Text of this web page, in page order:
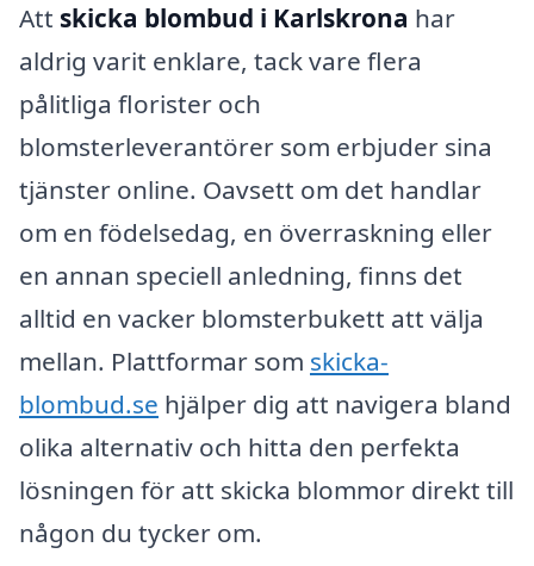
Att skicka blombud i Karlskrona har
aldrig varit enklare, tack vare flera
pålitliga florister och
blomsterleverantörer som erbjuder sina
tjänster online. Oavsett om det handlar
om en födelsedag, en överraskning eller
en annan speciell anledning, finns det
alltid en vacker blomsterbukett att välja
mellan. Plattformar som skicka-
blombud.se hjälper dig att navigera bland
olika alternativ och hitta den perfekta
lösningen för att skicka blommor direkt till
någon du tycker om.